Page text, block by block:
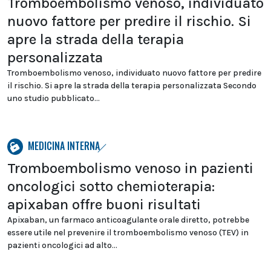
nuovo fattore per predire il rischio. Si
apre la strada della terapia
personalizzata
Tromboembolismo venoso, individuato nuovo fattore per predire
il rischio. Si apre la strada della terapia personalizzata Secondo
uno studio pubblicato...
MEDICINA INTERNA
Tromboembolismo venoso in pazienti
oncologici sotto chemioterapia:
apixaban offre buoni risultati
Apixaban, un farmaco anticoagulante orale diretto, potrebbe
essere utile nel prevenire il tromboembolismo venoso (TEV) in
pazienti oncologici ad alto...